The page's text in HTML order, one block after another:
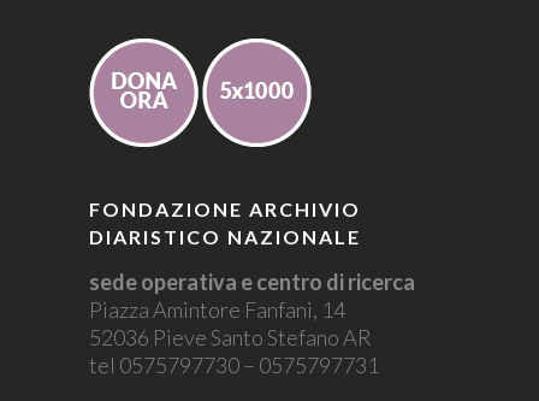
FONDAZIONE ARCHIVIO
DIARISTICO NAZIONALE
sede operativa e centro di ricerca
Piazza Amintore Fanfani, 14
52036 Pieve Santo Stefano AR
tel 0575797730 – 0575797731